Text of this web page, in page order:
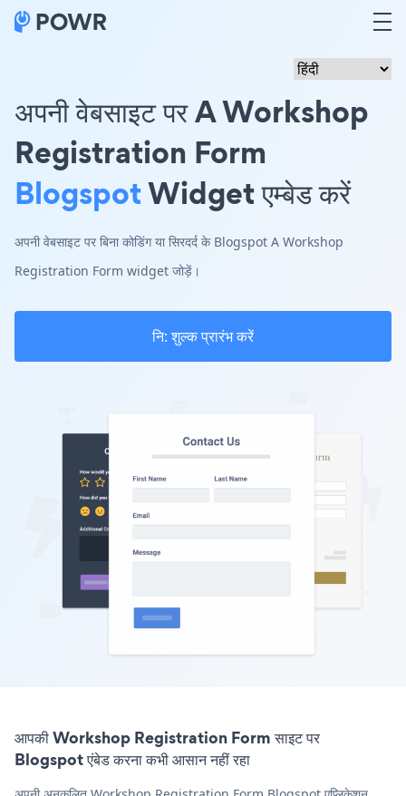
अपनी वेबसाइट पर A Workshop
Registration Form
BlogspotWidget एम्बेड करें
अपनी वेबसाइट पर बिना कोडिंग या सिरदर्द के Blogspot A Workshop
Registration Form widget जोड़ें।
नि: शुल्क प्रारंभ करें
आपकी Workshop Registration Form साइट पर
Blogspot एंबेड करना कभी आसान नहीं रहा